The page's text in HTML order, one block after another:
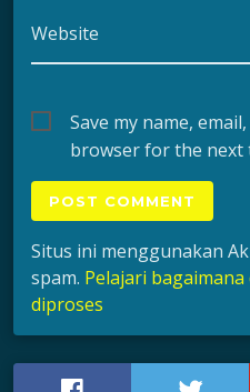
Website
Save my name,
browser for the next
Situs ini menggunakan
spam. Pelajari
diproses